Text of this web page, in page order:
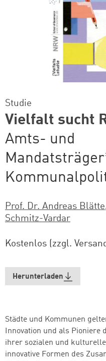
Studie
Vielfalt sucht
Amts- und
Prof. Dr. Andreas Blätte
Schmitz-Vardar
Kostenlos (zzgl.
Herunterladen
Städte und Kommunen
Innovation und als Pioniere
ihrer sozialen und
innovative Formen des